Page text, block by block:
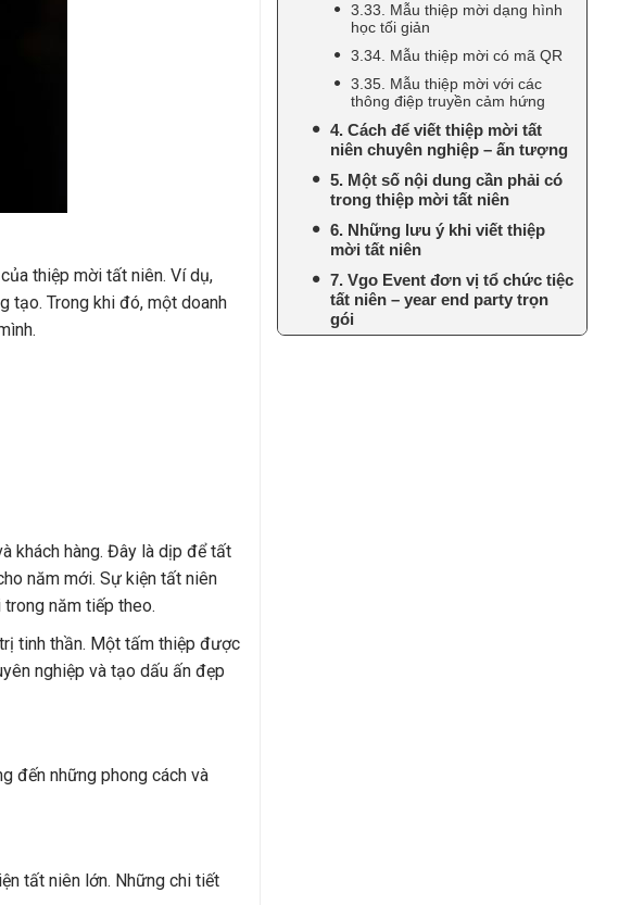
thiệp mời tất niên. Ví dụ,
tạo. Trong khi đó, một doanh
khách hàng. Đây là dịp để tất
năm mới. Sự kiện tất niên
năm tiếp theo.
tinh thần. Một tấm thiệp được
nghiệp và tạo dấu ấn đẹp
đến những phong cách và
tất niên lớn. Những chi tiết
3.33. Mẫu thiệp mời dạng hình
học tối giản
3.34. Mẫu thiệp mời có mã QR
3.35. Mẫu thiệp mời với các
thông điệp truyền cảm hứng
4. Cách để viết thiệp mời tất
niên chuyên nghiệp – ấn tượng
5. Một số nội dung cần phải có
trong thiệp mời tất niên
6. Những lưu ý khi viết thiệp
mời tất niên
7. Vgo Event đơn vị tổ chức tiệc
tất niên – year end party trọn
gói